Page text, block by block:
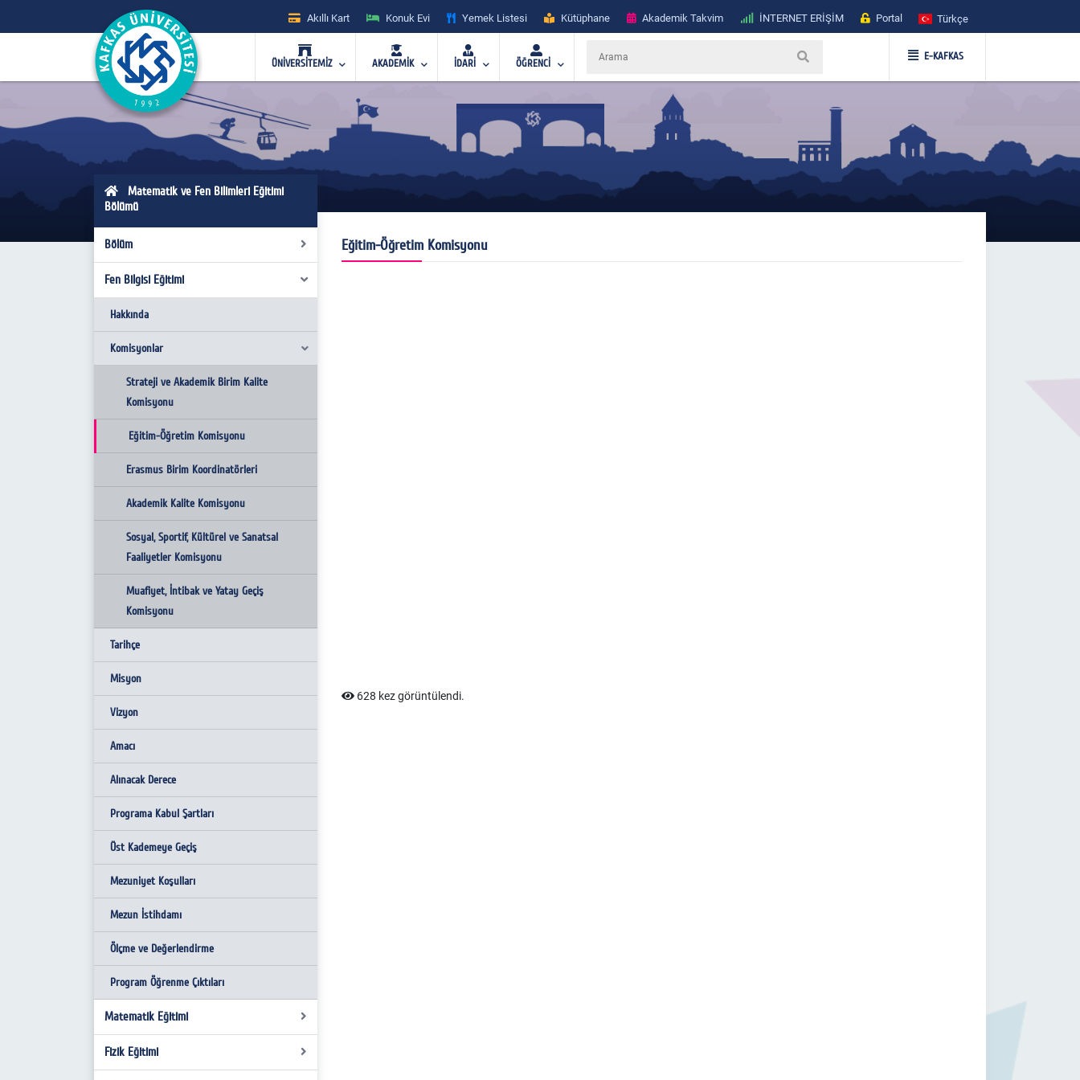
Akıllı Kart Konuk Evi Yemek Listesi Kütüphane Akademik Takvim İNTERNET ERİŞİM Portal Türkçe
ÜNİVERSİTEMİZ AKADEMİK İDARİ ÖĞRENCİ
E-KAFKAS
Matematik ve Fen Bilimleri Eğitimi
Bölümü
Bölüm
Misyon ve Vizyon
Kurul Kararları
Hakkında
Tarihçe
Fen Bilgisi Eğitimi
Hakkında
Komisyonlar
Strateji ve Akademik Birim Kalite
Komisyonu
Eğitim-Öğretim Komisyonu
Erasmus Birim Koordinatörleri
Akademik Kalite Komisyonu
Sosyal, Sportif, Kültürel ve Sanatsal
Faaliyetler Komisyonu
Muafiyet, İntibak ve Yatay Geçiş
Komisyonu
Tarihçe
Misyon
Vizyon
Amacı
Alınacak Derece
Programa Kabul Şartları
Üst Kademeye Geçiş
Mezuniyet Koşulları
Mezun İstihdamı
Ölçme ve Değerlendirme
Program Öğrenme Çıktıları
Matematik Eğitimi
Hakkında
Fizik Eğitimi
Eğitim-Öğretim Komisyonu
628 kez görüntülendi.